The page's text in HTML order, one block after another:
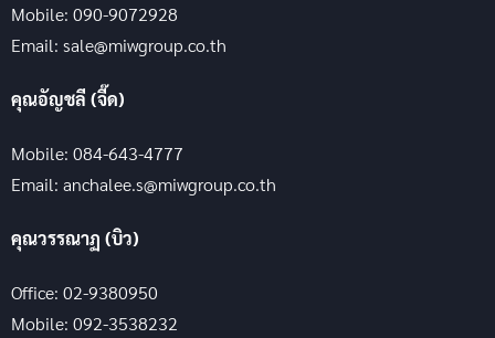
Mobile: 090-9072928
Email: sale@miwgroup.co.th
คุณอัญชลี (จี๊ด)
Mobile: 084-643-4777
Email: anchalee.s@miwgroup.co.th
คุณวรรณาฏ (บิว)
Office: 02-9380950
Mobile: 092-3538232